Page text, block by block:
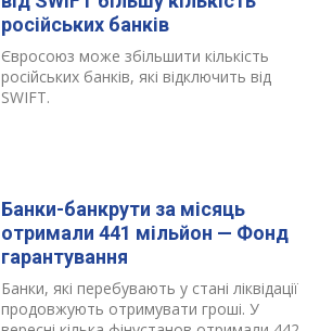
російських банків
Євросоюз може збільшити кількість
російських банків, які відключить від
SWIFT.
Банки-банкрути за місяць
отримали 441 мільйон — Фонд
гарантування
Банки, які перебувають у стані ліквідації
продовжують отримувати гроші. У